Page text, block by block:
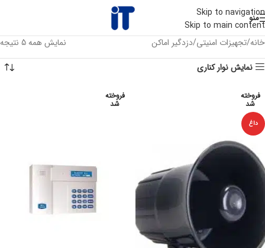
Skip to navigation
Skip to main content
منو
خانه تجهیزات امنیتی دزدگیر اماکن
نمایش همه 5 نتیجه
نمایش نوار کناری
فروخته
شد
داغ
فروخته
شد